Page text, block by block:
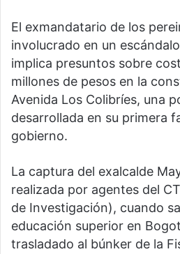
El exmandatario de los
involucrado en un
implica presuntos sobre
millones de pesos en la
Avenida Los Colibríes, una
desarrollada en su primera
gobierno.
La captura del exalcalde
realizada por agentes del
de Investigación), cuando
educación superior en
trasladado al búnker de la